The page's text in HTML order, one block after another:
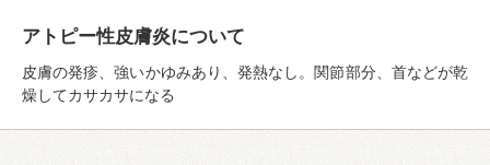
アトピー性皮膚炎について
皮膚の発疹、強いかゆみあり、発熱なし。関節部分、首などが乾
燥してカサカサになる